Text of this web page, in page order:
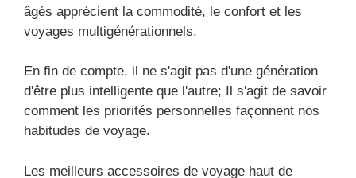
âgés apprécient la commodité, le confort et les
voyages multigénérationnels.
En fin de compte, il ne s'agit pas d'une génération
d'être plus intelligente que l'autre; Il s'agit de savoir
comment les priorités personnelles façonnent nos
habitudes de voyage.
Les meilleurs accessoires de voyage haut de